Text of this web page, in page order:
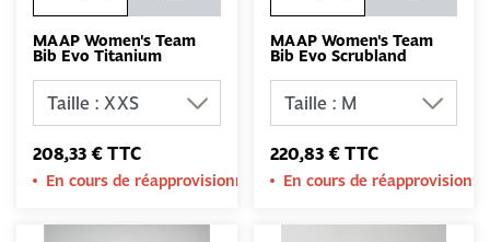
MAAP Women's Team
Bib Evo Titanium
208,33 € TTC
En cours de réapprovisionnement
MAAP Women's Team
Bib Evo Scrubland
220,83 € TTC
En cours de